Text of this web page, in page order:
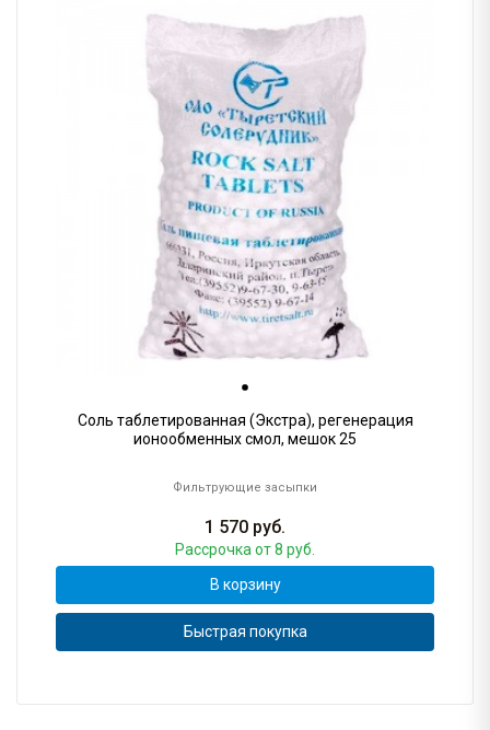
Соль таблетированная (Экстра), регенерация
ионообменных смол, мешок 25
Фильтрующие засыпки
1 570 руб.
Рассрочка от 8 руб.
В корзину
Быстрая покупка